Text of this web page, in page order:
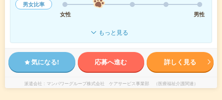
男女比率
女性
男性
もっと見る
気になる! 応募へ進む 詳しく見る
派遣会社 マンパワーグループ株式会社 ケアサービス事業部 （医療福祉介護関連）